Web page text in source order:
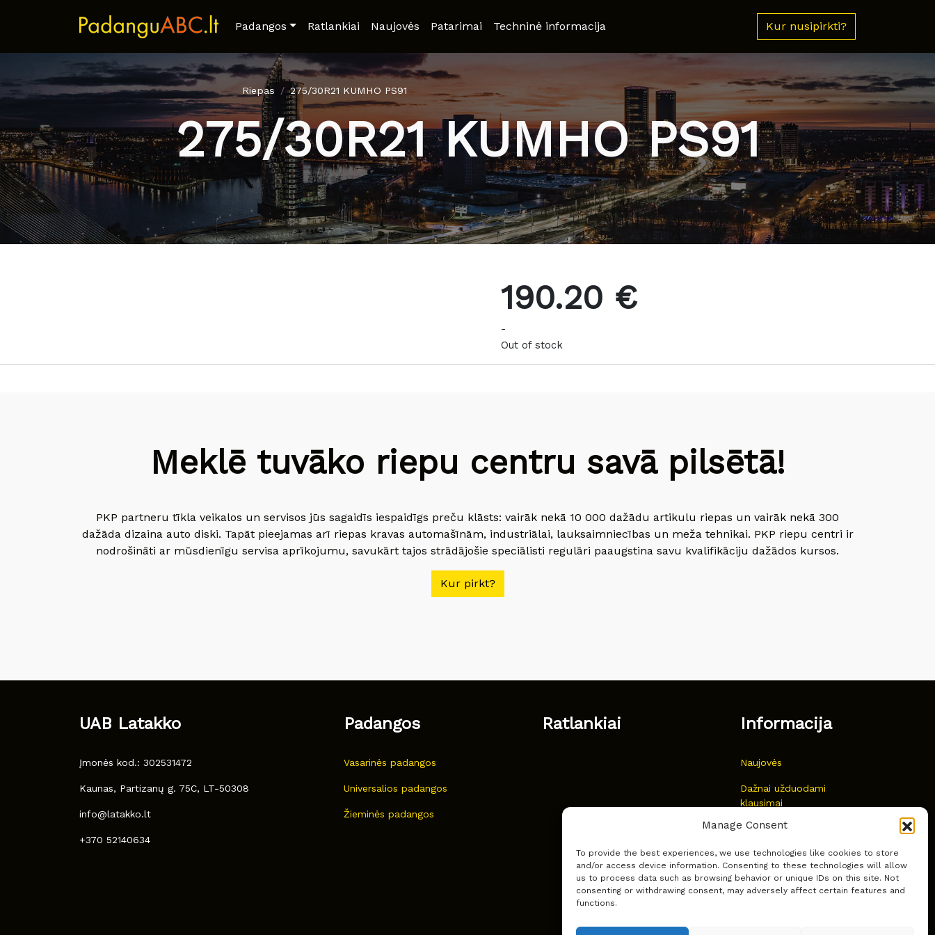
Manage Consent
To provide the best experiences, we use technologies like cookies to store
and/or access device information. Consenting to these technologies will allow
us to process data such as browsing behavior or unique IDs on this site. Not
consenting or withdrawing consent, may adversely affect certain features and
functions.
Padangos Ratlankiai Naujovės Patarimai Techninė informacija Kur nusipirkti?
Riepas 275/30R21 KUMHO PS91
275/30R21 KUMHO PS91
190.20 €
-
Out of stock
Meklē tuvāko riepu centru savā pilsētā!
PKP partneru tīkla veikalos un servisos jūs sagaidīs iespaidīgs preču klāsts: vairāk nekā 10 000 dažādu artikulu riepas un vairāk nekā 300
dažāda dizaina auto diski. Tapāt pieejamas arī riepas kravas automašīnām, industriālai, lauksaimniecības un meža tehnikai. PKP riepu centri ir
nodrošināti ar mūsdienīgu servisa aprīkojumu, savukārt tajos strādājošie speciālisti regulāri paaugstina savu kvalifikāciju dažādos kursos.
Kur pirkt?
UAB Latakko
Įmonės kod.: 302531472
Kaunas, Partizanų g. 75C, LT-50308
info@latakko.lt
+370 52140634
Padangos
Vasarinės padangos
Universalios padangos
Žieminės padangos
Ratlankiai Informacija
Naujovės
Dažnai užduodami
klausimai
Kur nusipirkti?
Privatumas